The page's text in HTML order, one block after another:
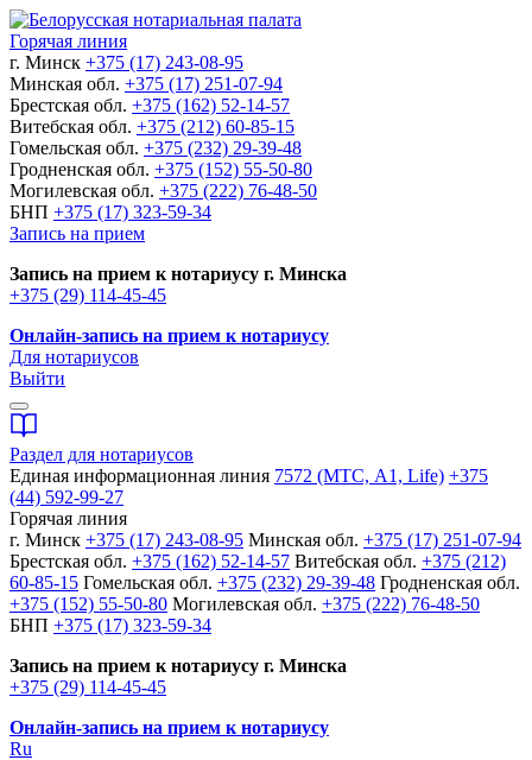
Горячая линия
г. Минск +375 (17) 243-08-95
Минская обл. +375 (17) 251-07-94
Брестская обл. +375 (162) 52-14-57
Витебская обл. +375 (212) 60-85-15
Гомельская обл. +375 (232) 29-39-48
Гродненская обл. +375 (152) 55-50-80
Могилевская обл. +375 (222) 76-48-50
БНП +375 (17) 323-59-34
Запись на прием
Запись на прием к нотариусу г. Минска
+375 (29) 114-45-45
Онлайн-запись на прием к нотариусу
Для нотариусов
Выйти
Раздел для нотариусов
Единая информационная линия 7572 (МТС, A1, Life) +375
(44) 592-99-27
Горячая линия
г. Минск +375 (17) 243-08-95 Минская обл. +375 (17) 251-07-94
Брестская обл. +375 (162) 52-14-57 Витебская обл. +375 (212)
60-85-15 Гомельская обл. +375 (232) 29-39-48 Гродненская обл.
+375 (152) 55-50-80 Могилевская обл. +375 (222) 76-48-50
БНП +375 (17) 323-59-34
Запись на прием к нотариусу г. Минска
+375 (29) 114-45-45
Онлайн-запись на прием к нотариусу
Ru